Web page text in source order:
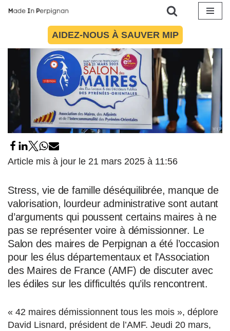
AIDEZ-NOUS À SAUVER MIP
Article mis à jour le 21 mars 2025 à 11:56
Stress, vie de famille déséquilibrée, manque de
valorisation, lourdeur administrative sont autant
d’arguments qui poussent certains maires à ne
pas se représenter voire à démissionner. Le
Salon des maires de Perpignan a été l’occasion
pour les élus départementaux et l’Association
des Maires de France (AMF) de discuter avec
les édiles sur les difficultés qu’ils rencontrent.
« 42 maires démissionnent tous les mois », déplore
David Lisnard, président de l’AMF. Jeudi 20 mars,